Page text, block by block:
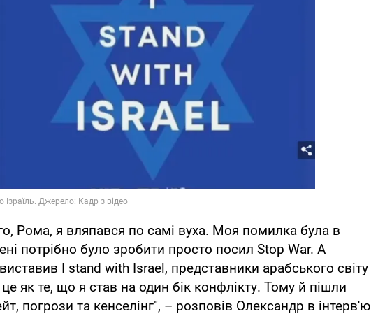
Рома, я вляпався по самі вуха. Моя помилка була в
потрібно було зробити просто посил Stop War. А
I stand with Israel, представники арабського світу
як те, що я став на один бік конфлікту. Тому й пішли
погрози та кенселінг", – розповів Олександр в інтерв'ю